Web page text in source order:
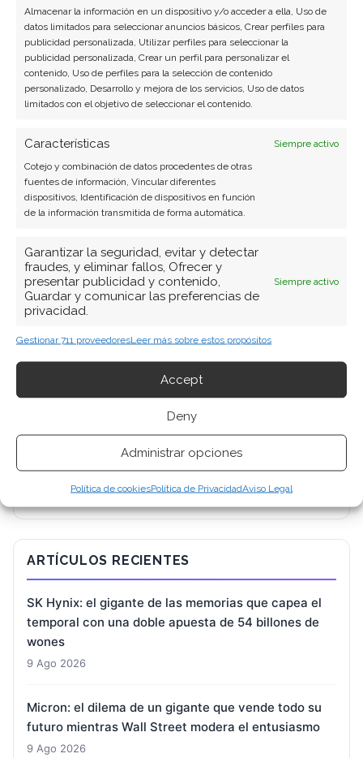
Almacenar la información en un dispositivo y/o acceder a ella, Uso de
datos limitados para seleccionar anuncios básicos, Crear perfiles para
publicidad personalizada, Utilizar perfiles para seleccionar la
publicidad personalizada, Crear un perfil para personalizar el
contenido, Uso de perfiles para la selección de contenido
personalizado, Desarrollo y mejora de los servicios, Uso de datos
limitados con el objetivo de seleccionar el contenido.
Características
Siempre activo
Cotejo y combinación de datos procedentes de otras
fuentes de información, Vincular diferentes
dispositivos, Identificación de dispositivos en función
de la información transmitida de forma automática.
Garantizar la seguridad, evitar y detectar
fraudes, y eliminar fallos, Ofrecer y
presentar publicidad y contenido,
Guardar y comunicar las preferencias de
privacidad.
Siempre activo
Gestionar 711 proveedoresLeer más sobre estos propósitos
Accept
Deny
Administrar opciones
Política de cookiesPolítica de PrivacidadAviso Legal
transformación digital con más de 8 años de
experiencia. Experta en inteligencia artificial,
ciberseguridad y startups tecnológicas.
Ver todos los artículos →
BUSCAR
ARTÍCULOS RECIENTES
SK Hynix: el gigante de las memorias que capea el
temporal con una doble apuesta de 54 billones de
wones
9 Ago 2026
Micron: el dilema de un gigante que vende todo su
futuro mientras Wall Street modera el entusiasmo
9 Ago 2026